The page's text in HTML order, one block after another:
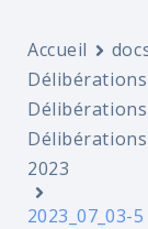
Accueil
2023
2023_07_03-